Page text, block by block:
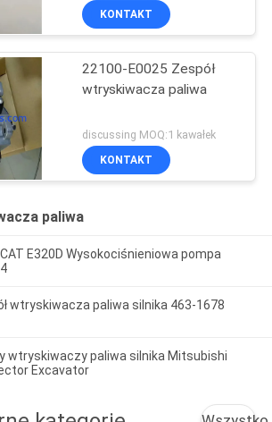
KONTAKT
22100-E0025 Zespół
wtryskiwacza paliwa
discussing MOQ:1 kawałek
KONTAKT
paliwa
E320D Wysokociśnieniowa pompa
wtryskiwacza paliwa silnika 463-1678
wtryskiwaczy paliwa silnika Mitsubishi
Excavator